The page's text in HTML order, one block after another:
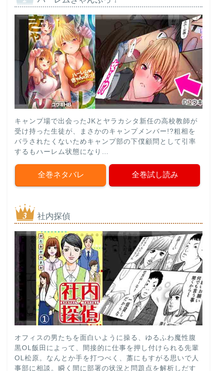
キャンプ場で出会ったJKとヤラカシタ新任の高校教師が
受け持った生徒が、まさかのキャンプメンバー!?粗相を
バラされたくないためキャンプ部の下僕顧問として引率
するもハーレム状態になり…
全巻ネタバレ 全巻試し読み
社内探偵
オフィスの男たちを面白いように操る、ゆるふわ魔性腹
黒OL飯田によって、間接的に仕事を押し付けられる先輩
OL松原。なんとか手を打つべく、藁にもすがる思いで人
事部に相談。瞬く間に部署の状況と問題点を解析しだす